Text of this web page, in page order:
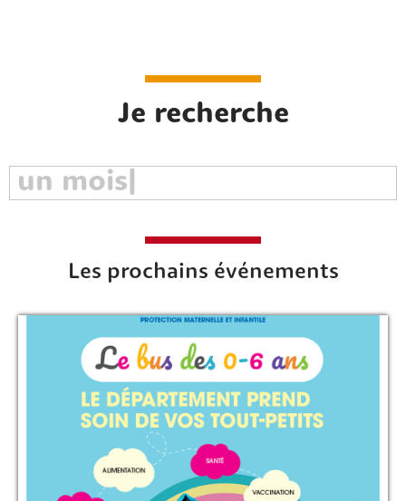
Je recherche
Les prochains événements